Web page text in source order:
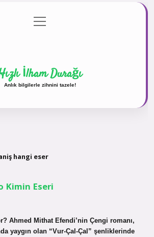
Gizlilik Politikası
menüyü
aç
İlham Durağı
Anlık bilgilerle zihnini tazele!
hangi eser
Kimin Eseri
Ahmed Mithat Efendi’nin Çengi romanı,
yaygın olan “Vur-Çal-Çal” şenliklerinde